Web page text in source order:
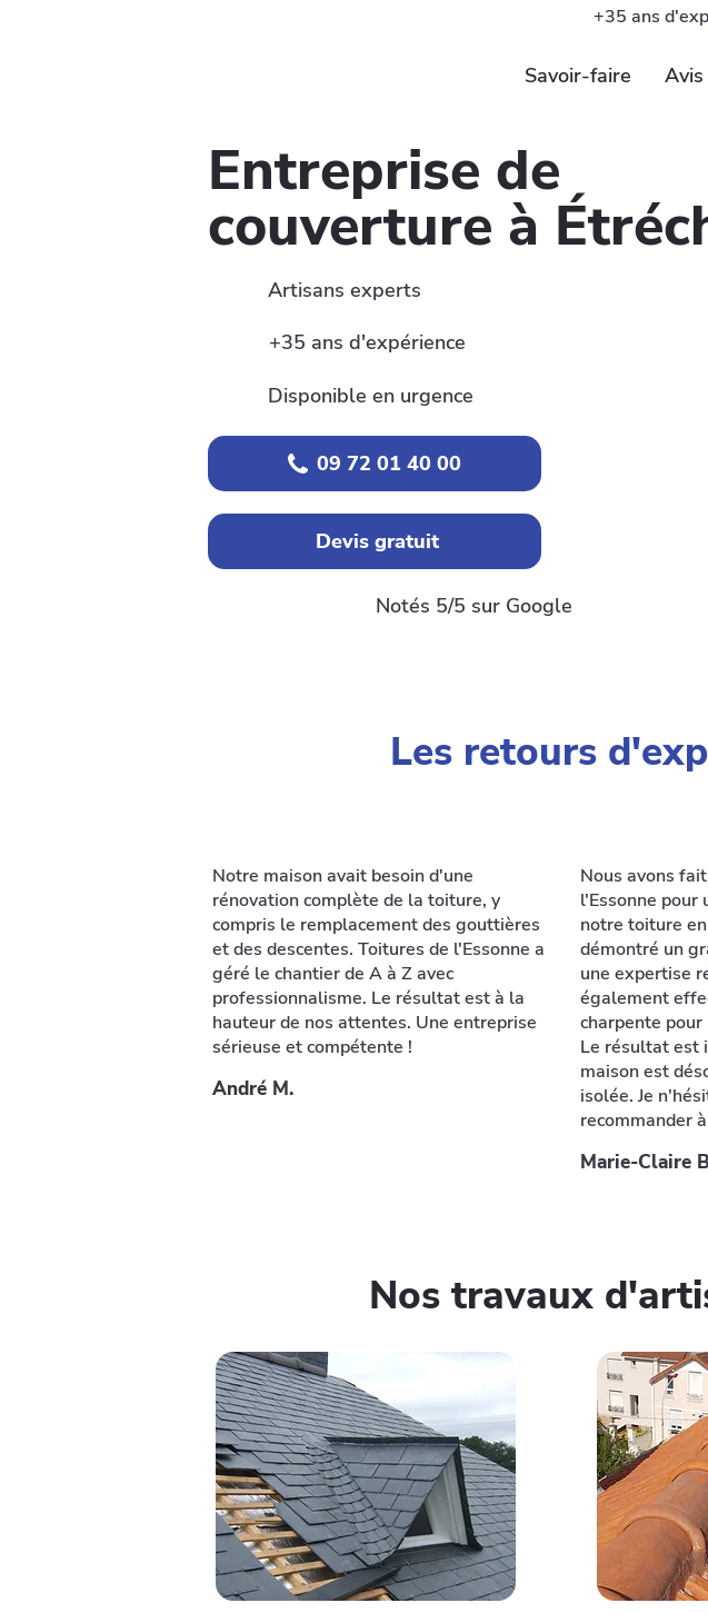
+35 ans
Savoir-faire
Entreprise de
couverture à
Artisans experts
+35 ans d'expérience
Disponible en urgence
09 72 01 40 00
Devis gratuit
Notés 5/5 sur Google
Les retours
Notre maison avait besoin d'une
rénovation complète de la toiture, y
compris le remplacement des gouttières
et des descentes. Toitures de l'Essonne a
géré le chantier de A à Z avec
professionnalisme. Le résultat est à la
hauteur de nos attentes. Une entreprise
sérieuse et compétente !
André M.
Nous avons
l'Essonne pour
notre toiture
démontré un
une expertise
également
charpente
Le résultat est
maison est
isolée. Je
recommander
Marie-Claire
Nos travaux